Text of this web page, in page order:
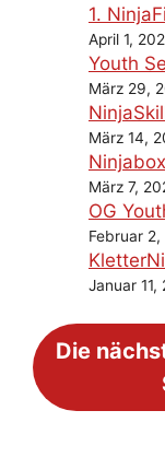
1.
April 1,
Youth
März 29,
März 14,
März 7,
OG
Februar
Januar 11,
Die